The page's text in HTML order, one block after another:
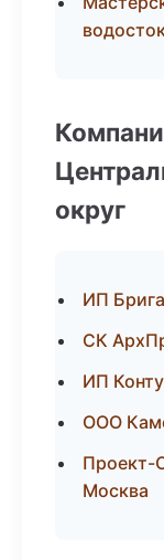
округ
ИП
СК
ИП
ООО
Проект-
Москва